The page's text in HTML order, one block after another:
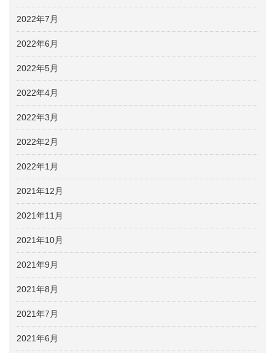
2022年7月
2022年6月
2022年5月
2022年4月
2022年3月
2022年2月
2022年1月
2021年12月
2021年11月
2021年10月
2021年9月
2021年8月
2021年7月
2021年6月